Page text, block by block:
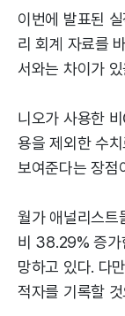
이번에 발표된
리 회계 자료를
서와는 차이가
니오가 사용한
용을 제외한 수
보여준다는 장점
월가 애널리스
비 38.29% 증가
망하고 있다. 다
적자를 기록할